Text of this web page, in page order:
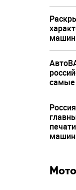
самые
машин